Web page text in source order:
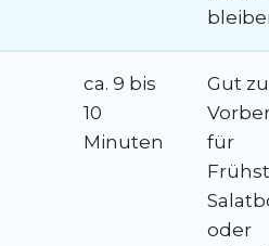
ca. 9 bis
10
Minuten
Gut
für
oder